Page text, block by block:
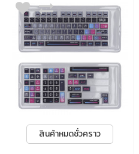
สินค้าหมดชั่วคราว